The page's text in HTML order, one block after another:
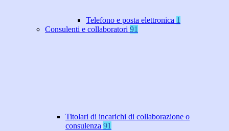
Telefono e posta elettronica 1
Consulenti e collaboratori 91
Titolari di incarichi di collaborazione o
consulenza 91